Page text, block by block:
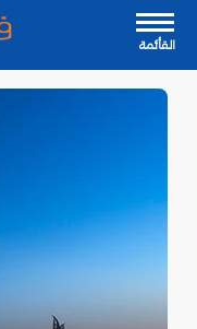
القأئمة